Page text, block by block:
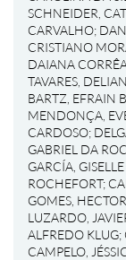
SCHNEIDER,
CARVALHO;
CRISTIANO
DAIANA
TAVARES,
BARTZ, EFRAIN
MENDONÇA,
CARDOSO;
GABRIEL DA
GARCÍA,
ROCHEFORT;
GOMES,
LUZARDO,
ALFREDO KLUG;
CAMPELO,